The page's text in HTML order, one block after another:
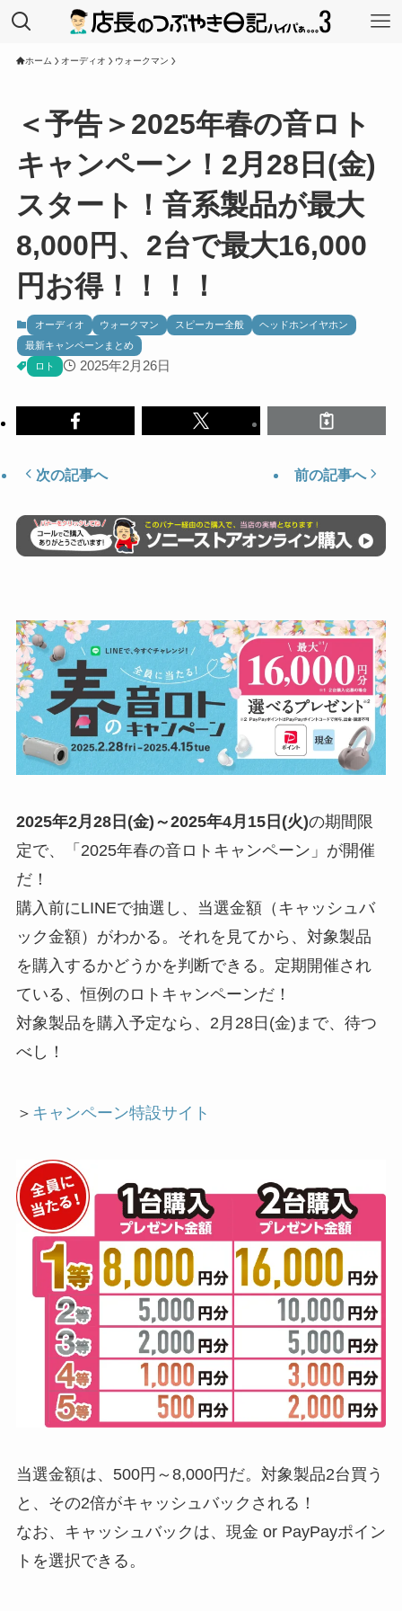
ホーム オーディオ ウォークマン
＜予告＞2025年春の音ロト
キャンペーン！2月28日(金)
スタート！音系製品が最大
8,000円、2台で最大16,000
円お得！！！！
オーディオ ウォークマン スピーカー全般
ヘッドホンイヤホン
最新キャンペーンまとめ
ロト
2025年2月26日
次の記事へ 前の記事へ
2025年2月28日(金)～2025年4月15日(火)の期間限
定で、「2025年春の音ロトキャンペーン」が開催
だ！
購入前にLINEで抽選し、当選金額（キャッシュバ
ック金額）がわかる。それを見てから、対象製品
を購入するかどうかを判断できる。定期開催され
ている、恒例のロトキャンペーンだ！
対象製品を購入予定なら、2月28日(金)まで、待つ
べし！
＞ キャンペーン特設サイト
当選金額は、500円～8,000円だ。対象製品2台買う
と、その2倍がキャッシュバックされる！
なお、キャッシュバックは、現金 or PayPayポイン
トを選択できる。